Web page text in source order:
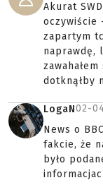
Akurat
oczywiście
zapartym
naprawdę,
dotknąłby
LogaN02-
News o
fakcie, że
było